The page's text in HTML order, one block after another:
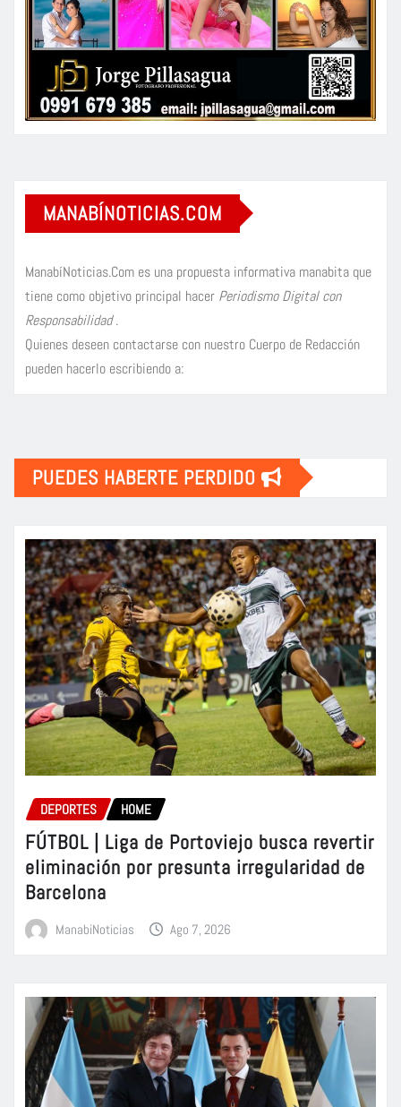
MANABÍNOTICIAS.COM
ManabíNoticias.Com es una propuesta informativa manabita que
tiene como objetivo principal hacer Periodismo Digital con
Responsabilidad.
Quienes deseen contactarse con nuestro Cuerpo de Redacción
pueden hacerlo escribiendo a:
PUEDES HABERTE PERDIDO
DEPORTES HOME
FÚTBOL | Liga de Portoviejo busca revertir
eliminación por presunta irregularidad de
Barcelona
ManabiNoticias Ago 7, 2026